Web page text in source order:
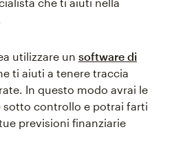
utilizzare un software di
ti aiuti a tenere traccia
In questo modo avrai le
sotto controllo e potrai farti
previsioni finanziarie